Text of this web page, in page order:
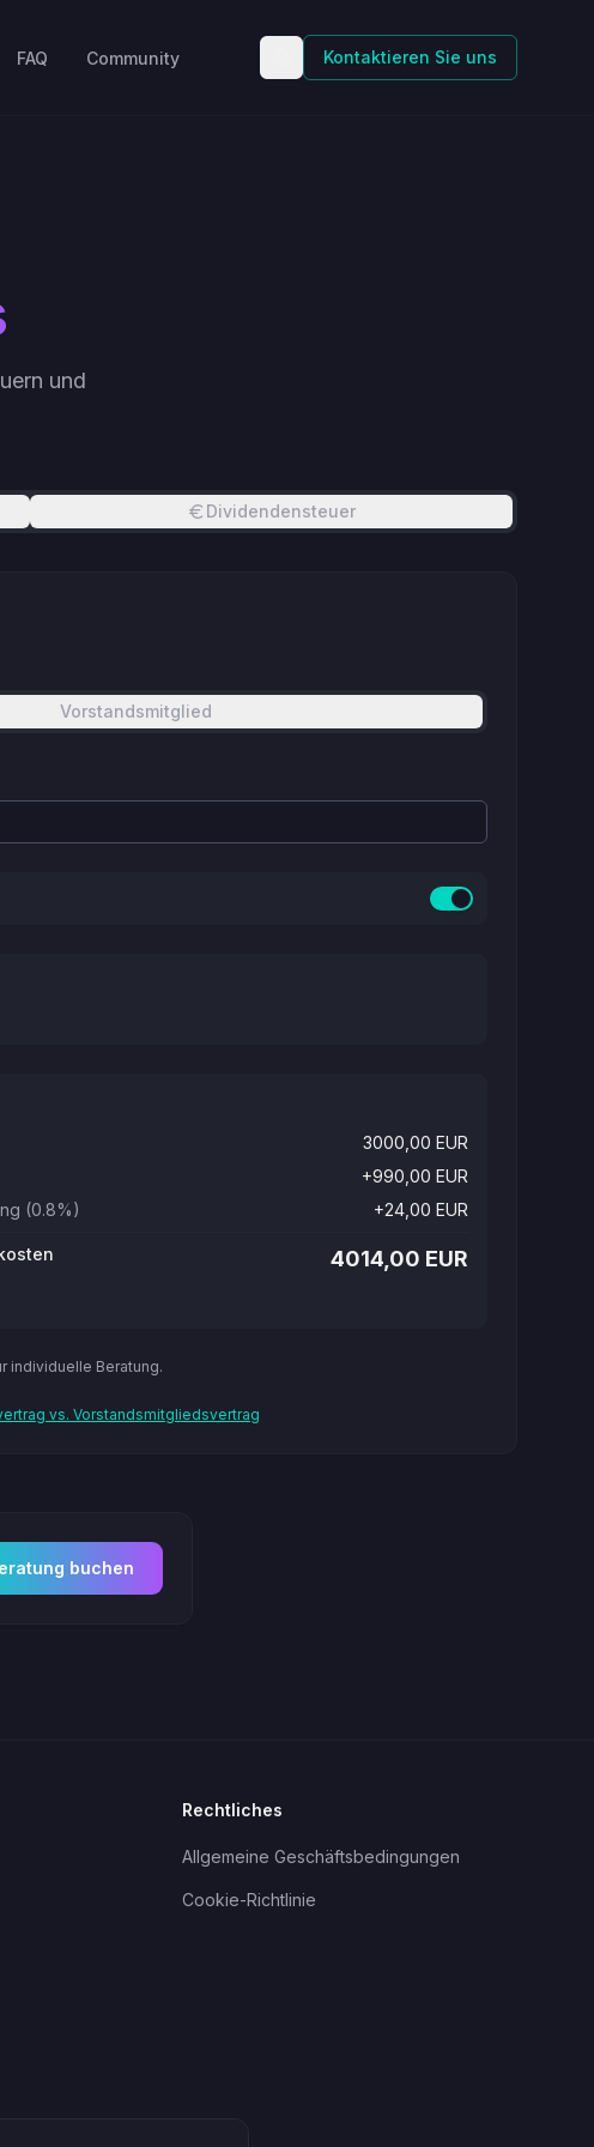
FAQ Community Kontaktieren Sie uns
und
Dividendensteuer
Vorstandsmitglied
3000,00 EUR
+990,00 EUR
(0.8%) +24,00 EUR
4014,00 EUR
individuelle Beratung.
vs. Vorstandsmitgliedsvertrag
buchen
Rechtliches
Allgemeine Geschäftsbedingungen
Cookie-Richtlinie